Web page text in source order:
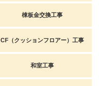
棟板金交換工事
CF（クッションフロアー）工事
和室工事